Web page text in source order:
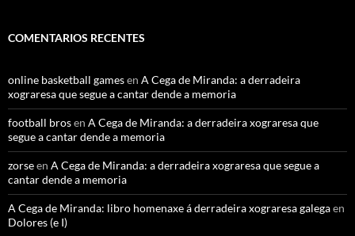
COMENTARIOS RECENTES
online basketball gamesen A Cega de Miranda: a derradeira
xograresa que segue a cantar dende a memoria
football brosen A Cega de Miranda: a derradeira xograresa que
segue a cantar dende a memoria
zorseen A Cega de Miranda: a derradeira xograresa que segue a
cantar dende a memoria
A Cega de Miranda: libro homenaxe á derradeira xograresa galegaen
Dolores (e I)